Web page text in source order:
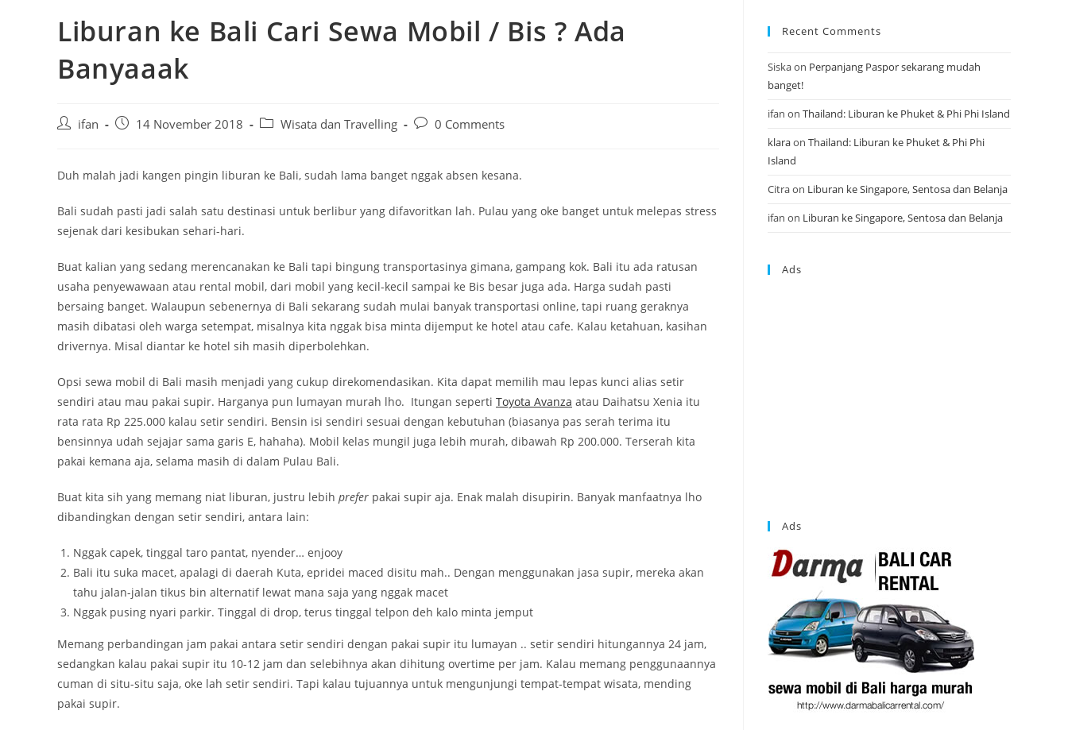
Liburan ke Bali Cari Sewa Mobil / Bis ? Ada
Banyaaak
Post ifan
Post 14 November 2018
PostWisata dan Travelling
Post0 Comments
Duh malah jadi kangen pingin liburan ke Bali, sudah lama banget nggak absen kesana.
Bali sudah pasti jadi salah satu destinasi untuk berlibur yang difavoritkan lah. Pulau yang oke banget untuk melepas stress
sejenak dari kesibukan sehari-hari.
Buat kalian yang sedang merencanakan ke Bali tapi bingung transportasinya gimana, gampang kok. Bali itu ada ratusan
usaha penyewawaan atau rental mobil, dari mobil yang kecil-kecil sampai ke Bis besar juga ada. Harga sudah pasti
bersaing banget. Walaupun sebenernya di Bali sekarang sudah mulai banyak transportasi online, tapi ruang geraknya
masih dibatasi oleh warga setempat, misalnya kita nggak bisa minta dijemput ke hotel atau cafe. Kalau ketahuan, kasihan
drivernya. Misal diantar ke hotel sih masih diperbolehkan.
Opsi sewa mobil di Bali masih menjadi yang cukup direkomendasikan. Kita dapat memilih mau lepas kunci alias setir
sendiri atau mau pakai supir. Harganya pun lumayan murah lho. Itungan seperti Toyota Avanza atau Daihatsu Xenia itu
rata rata Rp 225.000 kalau setir sendiri. Bensin isi sendiri sesuai dengan kebutuhan (biasanya pas serah terima itu
bensinnya udah sejajar sama garis E, hahaha). Mobil kelas mungil juga lebih murah, dibawah Rp 200.000. Terserah kita
pakai kemana aja, selama masih di dalam Pulau Bali.
Buat kita sih yang memang niat liburan, justru lebih prefer pakai supir aja. Enak malah disupirin. Banyak manfaatnya lho
dibandingkan dengan setir sendiri, antara lain:
Nggak capek, tinggal taro pantat, nyender… enjooy
Bali itu suka macet, apalagi di daerah Kuta, epridei maced disitu mah.. Dengan menggunakan jasa supir, mereka akan
tahu jalan-jalan tikus bin alternatif lewat mana saja yang nggak macet
Nggak pusing nyari parkir. Tinggal di drop, terus tinggal telpon deh kalo minta jemput
Memang perbandingan jam pakai antara setir sendiri dengan pakai supir itu lumayan .. setir sendiri hitungannya 24 jam,
sedangkan kalau pakai supir itu 10-12 jam dan selebihnya akan dihitung overtime per jam. Kalau memang penggunaannya
cuman di situ-situ saja, oke lah setir sendiri. Tapi kalau tujuannya untuk mengunjungi tempat-tempat wisata, mending
pakai supir.
Recent Comments
Siskaon Perpanjang Paspor sekarang mudah
banget!
ifan on Thailand: Liburan ke Phuket & Phi Phi Island
klaraon Thailand: Liburan ke Phuket & Phi Phi
Island
Citraon Liburan ke Singapore, Sentosa dan Belanja
ifan on Liburan ke Singapore, Sentosa dan Belanja
Ads
Ads